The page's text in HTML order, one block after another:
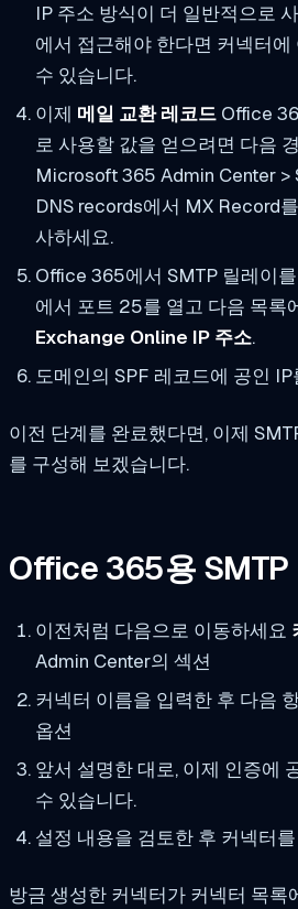
IP 주소 방식이 더 일반적으로
에서 접근해야 한다면 커넥터
수 있습니다.
이제 메일 교환 레코드Office
로 사용할 값을 얻으려면 다음
Microsoft 365 Admin Center >
DNS records에서 MX Record
사하세요.
Office 365에서 SMTP 릴레이
에서 포트 25를 열고 다음 목록
Exchange Online IP 주소.
도메인의 SPF 레코드에 공인
이전 단계를 완료했다면, 이제
를 구성해 보겠습니다.
Office 365용 SMTP
이전처럼 다음으로 이동하세요
Admin Center의 섹션
커넥터 이름을 입력한 후 다음
옵션
앞서 설명한 대로, 이제 인증에
수 있습니다.
설정 내용을 검토한 후 커넥터
방금 생성한 커넥터가 커넥터 목록